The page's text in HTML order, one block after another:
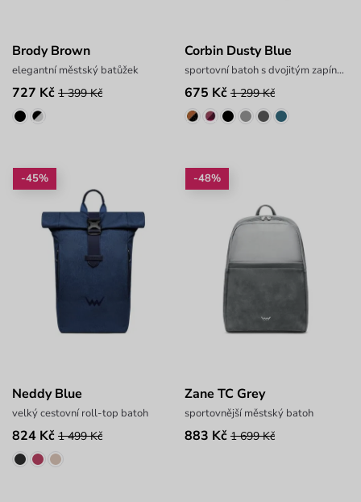
Brody Brown
elegantní městský batůžek
727 Kč 1 399 Kč
Corbin Dusty Blue
sportovní batoh s dvojitým zapínáním
675 Kč 1 299 Kč
-45%
Neddy Blue
velký cestovní roll-top batoh
824 Kč 1 499 Kč
-48%
Zane TC Grey
sportovnější městský batoh
883 Kč 1 699 Kč